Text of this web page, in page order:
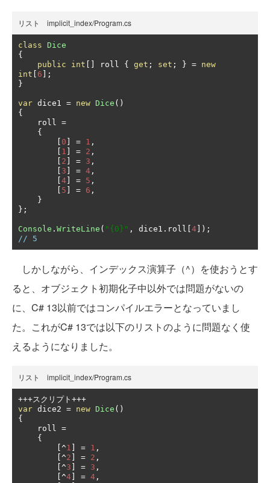
リスト implicit_index/Program.cs
class Dice
{
public
int roll { get ; set ; } = new
int
6 ];
}
var dice1 = new Dice ()
{
    roll
=
{
0 = 1 ,
1 = 2 ,
2 = 3 ,
3 = 4 ,
4 = 5 ,
5 = 6 ,
}
};
Console . WriteLine ( "{0}" , dice1 . roll 4 ]);
// 5
しかしながら、インデックス演算子（^）を使おうとす
ると、オブジェクト初期化子中以外では問題がないの
に、C# 13以前ではコンパイルエラーとなっていまし
た。これがC# 13では以下のリストのように問題なく使
えるようになりました。
リスト implicit_index/Program.cs
+++スクリプト+++
var dice2 = new Dice ()
{
    roll
=
{
[^1 = 1 ,
[^2 = 2 ,
[^3 = 3 ,
[^4 = 4 ,